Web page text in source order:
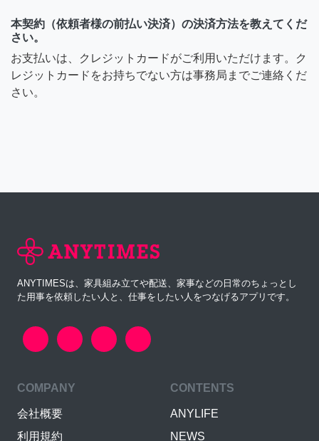
本契約（依頼者様の前払い決済）の決済方法を教えてくだ
さい。
お支払いは、クレジットカードがご利用いただけます。ク
レジットカードをお持ちでない方は事務局までご連絡くだ
さい。
ANYTIMESは、家具組み立てや配送、家事などの日常のちょっとし
た用事を依頼したい人と、仕事をしたい人をつなげるアプリです。
COMPANY
会社概要
利用規約
CONTENTS
ANYLIFE
NEWS